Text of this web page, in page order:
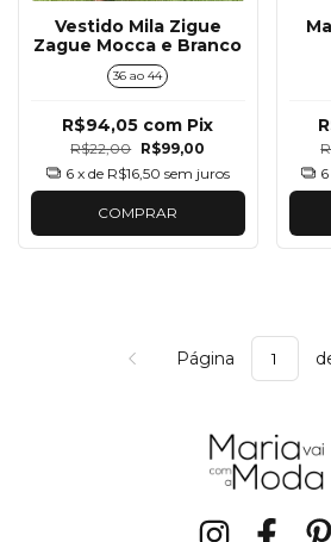
Vestido Mila Zigue
Zague Mocca e Branco
36 ao 44
R$22,00 R$99,00
R$94,05 com Pix
6 x de R$16,50 sem juros
COMPRAR
6
Página